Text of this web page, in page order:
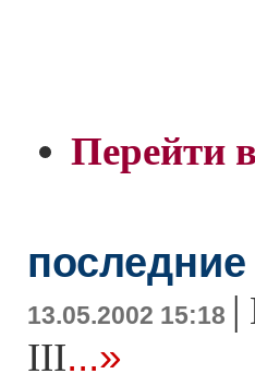
Перейти
13.05.2002 15:18 |
III...»